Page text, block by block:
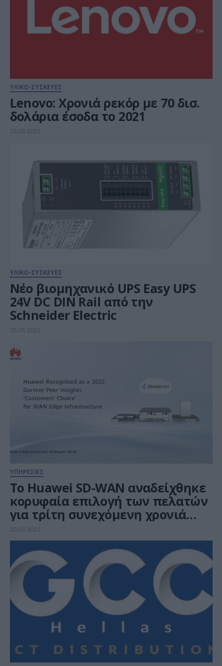
ΥΛΙΚΟ-ΣΥΣΚΕΥΕΣ
Lenovo: Χρονιά ρεκόρ με 70 δισ.
δολάρια έσοδα το 2021
26.05.2022
ΥΛΙΚΟ-ΣΥΣΚΕΥΕΣ
Νέο βιομηχανικό UPS Easy UPS
24V DC DIN Rail από την
Schneider Electric
26.05.2022
ΥΠΗΡΕΣΙΕΣ
Το Huawei SD-WAN αναδείχθηκε
κορυφαία επιλογή των πελατών
για τρίτη συνεχόμενη χρονιά
από το Gartner Peer Ιnsights
20.05.2022